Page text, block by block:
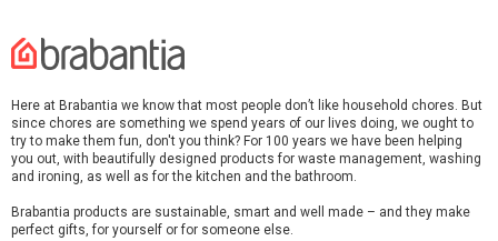
Here at Brabantia we know that most people don’t like household chores. But
since chores are something we spend years of our lives doing, we ought to
try to make them fun, don't you think? For 100 years we have been helping
you out, with beautifully designed products for waste management, washing
and ironing, as well as for the kitchen and the bathroom.
Brabantia products are sustainable, smart and well made – and they make
perfect gifts, for yourself or for someone else.